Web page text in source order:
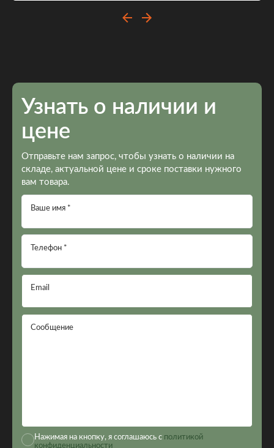
Узнать о наличии и
цене
Отправьте нам запрос, чтобы узнать о наличии на
складе, актуальной цене и сроке поставки нужного
вам товара.
Ваше имя *
Телефон *
Email
Сообщение
Нажимая на кнопку, я соглашаюсь с политикой
конфиденциальности